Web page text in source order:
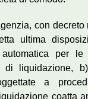
con
ultima
automatica per
di liquidazione,
a
coatta